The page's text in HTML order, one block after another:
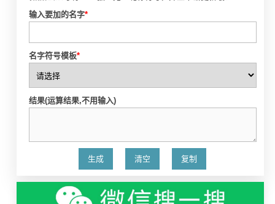
输入要加的名字*
名字符号模板*
结果(运算结果,不用输入)